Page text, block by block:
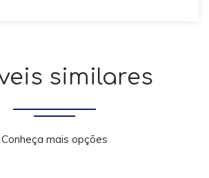
similares
Conheça mais opções